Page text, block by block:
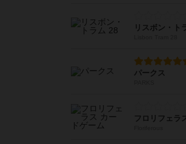
リスボン・ト
パークス
フロリフェラ